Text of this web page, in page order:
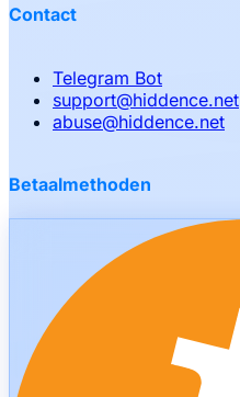
Contact
Telegram Bot
support@hiddence.net
abuse@hiddence.net
Betaalmethoden